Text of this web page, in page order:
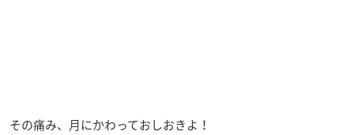
その痛み、月にかわっておしおきよ！